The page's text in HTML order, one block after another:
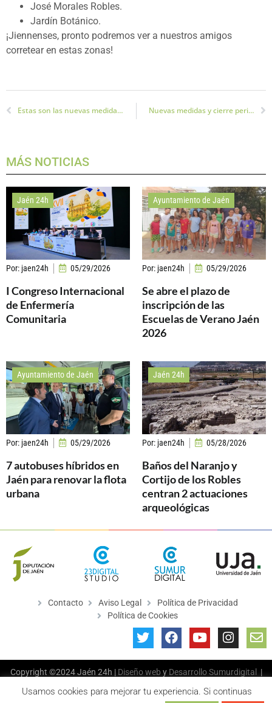
José Morales Robles.
Jardín Botánico.
¡Jiennenses, pronto podremos ver a nuestros amigos
corretear en estas zonas!
Estas son las nuevas medidas frente al covid tomadas por la Junta de Andalucía Nuevas medidas y cierre perimetral en 50 municipios de Jaén
MÁS NOTICIAS
Jaén 24h
Por: jaen24h 05/29/2026
I Congreso Internacional
de Enfermería
Comunitaria
Ayuntamiento de Jaén
Por: jaen24h 05/29/2026
Se abre el plazo de
inscripción de las
Escuelas de Verano Jaén
2026
Ayuntamiento de Jaén
Por: jaen24h 05/29/2026
7 autobuses híbridos en
Jaén para renovar la flota
urbana
Jaén 24h
Por: jaen24h 05/28/2026
Baños del Naranjo y
Cortijo de los Robles
centran 2 actuaciones
arqueológicas
Contacto Aviso Legal
Política de Privacidad
Política de Cookies
Copyright ©2024 Jaén 24h | Diseño web y Desarrollo Sumurdigital
|
Usamos cookies para mejorar tu experiencia. Si continuas